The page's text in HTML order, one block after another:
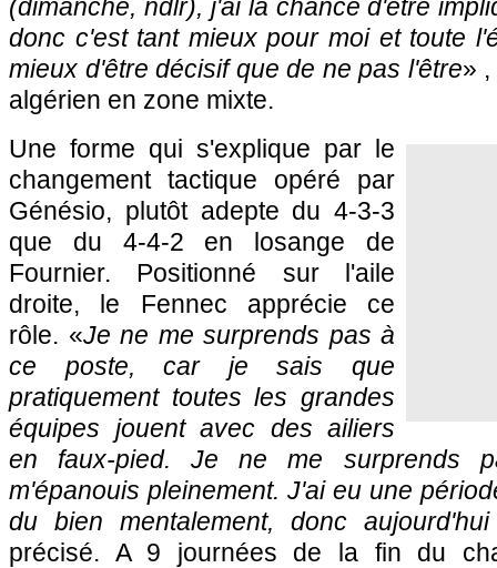
(dimanche, ndlr), j'ai la chance d'être
donc c'est tant mieux pour moi et toute
mieux d'être décisif que de ne pas l'être»
algérien en zone mixte.
Une forme qui s'explique par le
changement tactique opéré par
Génésio, plutôt adepte du 4-3-3
que du 4-4-2 en losange de
Fournier. Positionné sur l'aile
droite, le Fennec apprécie ce
rôle. «Je ne me surprends pas à
ce poste, car je sais que
pratiquement toutes les grandes
équipes jouent avec des ailiers
en faux-pied. Je ne me surprends
m'épanouis pleinement. J'ai eu une
du bien mentalement, donc
précisé. A 9 journées de la fin du